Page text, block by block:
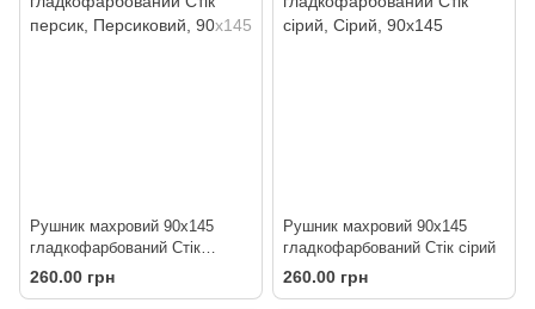
Рушник махровий 90х145
гладкофарбований Стік
персик
260.00 грн
Рушник махровий 90х145
гладкофарбований Стік сірий
260.00 грн